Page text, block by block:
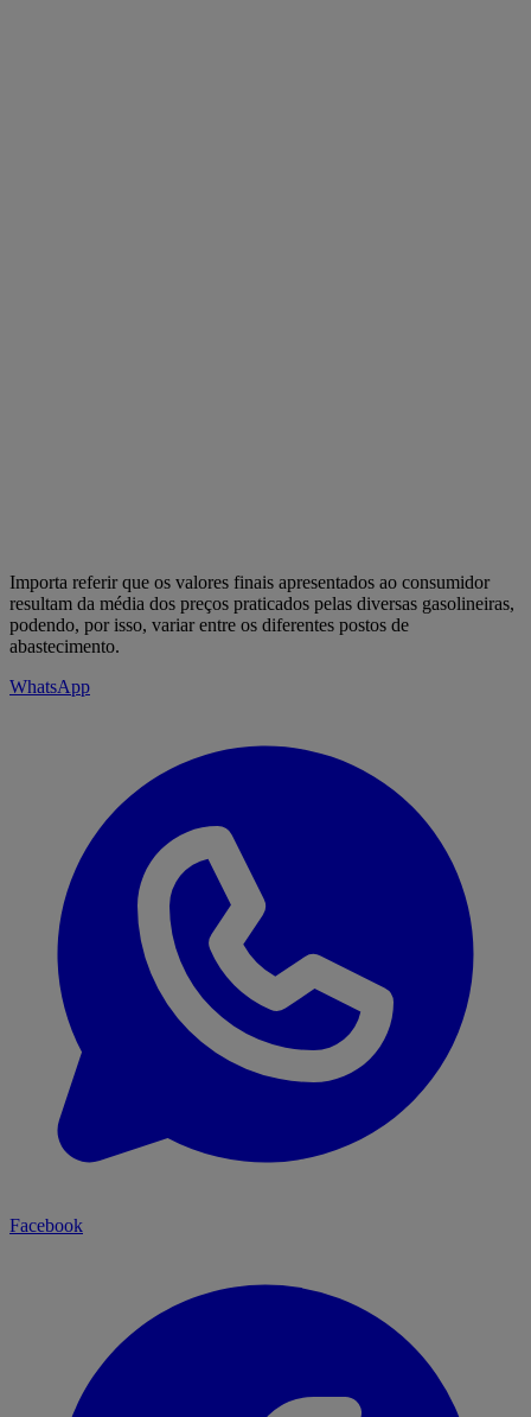
Importa referir que os valores finais apresentados ao consumidor
resultam da média dos preços praticados pelas diversas gasolineiras,
podendo, por isso, variar entre os diferentes postos de
abastecimento.
WhatsApp
Facebook